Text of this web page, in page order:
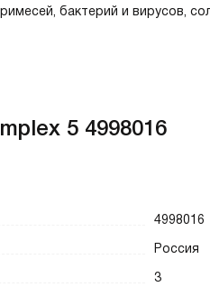
бактерий и вирусов,
5 4998016
4998016
Россия
3